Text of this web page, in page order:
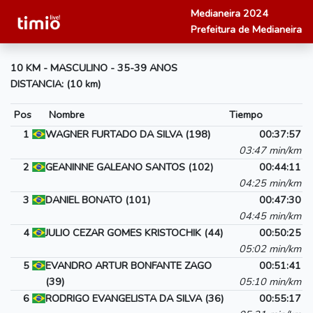
Medianeira 2024
Prefeitura de Medianeira
10 KM - MASCULINO - 35-39 ANOS
DISTANCIA: (10 km)
Pos Nombre
Tiempo
1
WAGNER FURTADO DA SILVA (198)
00:37:57
03:47 min/km
2
GEANINNE GALEANO SANTOS (102)
00:44:11
04:25 min/km
3
DANIEL BONATO (101)
00:47:30
04:45 min/km
4
JULIO CEZAR GOMES KRISTOCHIK (44)
00:50:25
05:02 min/km
5
EVANDRO ARTUR BONFANTE ZAGO
(39)
00:51:41
05:10 min/km
6
RODRIGO EVANGELISTA DA SILVA (36)
00:55:17